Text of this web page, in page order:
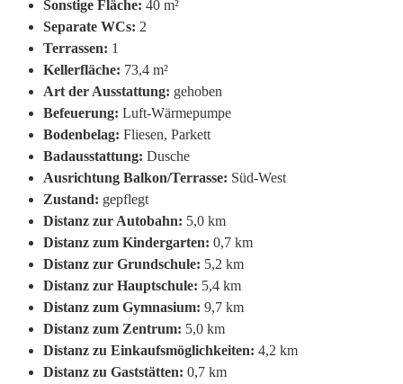
Sonstige Fläche: 40 m²
Separate WCs: 2
Terrassen: 1
Kellerfläche: 73,4 m²
Art der Ausstattung: gehoben
Befeuerung: Luft-Wärmepumpe
Bodenbelag: Fliesen, Parkett
Badausstattung: Dusche
Ausrichtung Balkon/Terrasse: Süd-West
Zustand: gepflegt
Distanz zur Autobahn: 5,0 km
Distanz zum Kindergarten: 0,7 km
Distanz zur Grundschule: 5,2 km
Distanz zur Hauptschule: 5,4 km
Distanz zum Gymnasium: 9,7 km
Distanz zum Zentrum: 5,0 km
Distanz zu Einkaufsmöglichkeiten: 4,2 km
Distanz zu Gaststätten: 0,7 km